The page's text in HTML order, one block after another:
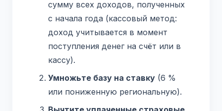
сумму всех доходов, полученных
с начала года (кассовый метод:
доход учитывается в момент
поступления денег на счёт или в
кассу).
Умножьте базу на ставку (6 %
или пониженную региональную).